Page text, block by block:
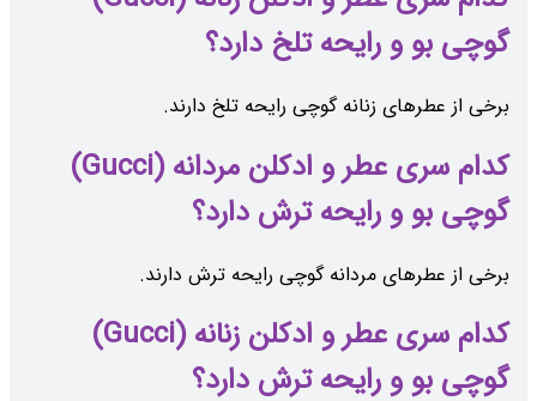
گوچی بو و رایحه تلخ دارد؟
برخی از عطرهای زنانه گوچی رایحه تلخ دارند.
کدام سری عطر و ادکلن مردانه (Gucci)
گوچی بو و رایحه ترش دارد؟
برخی از عطرهای مردانه گوچی رایحه ترش دارند.
کدام سری عطر و ادکلن زنانه (Gucci)
گوچی بو و رایحه ترش دارد؟